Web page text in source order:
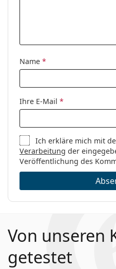
Code:
Name *
Ihre E-Mail *
Ich erkläre mich mit
Verarbeitung der
Veröffentlichung des
Von unseren
getestet